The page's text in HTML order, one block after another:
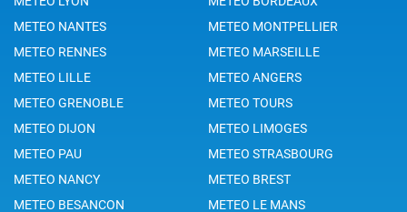
METEO NANTES
METEO MONTPELLIER
METEO RENNES
METEO MARSEILLE
METEO LILLE
METEO ANGERS
METEO GRENOBLE
METEO TOURS
METEO DIJON
METEO LIMOGES
METEO PAU
METEO STRASBOURG
METEO NANCY
METEO BREST
METEO BESANCON
METEO LE MANS